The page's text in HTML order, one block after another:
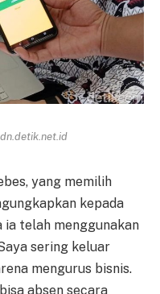
yang memilih
kepada
ia telah menggunakan
sering keluar
mengurus bisnis.
absen secara